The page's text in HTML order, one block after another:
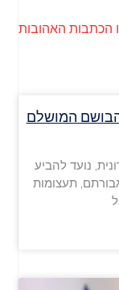
האהובות
הבושם המושלם
נועד להביע
תעצומות